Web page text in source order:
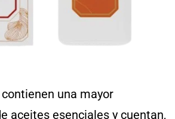
una mayor
aceites esenciales y cuentan,